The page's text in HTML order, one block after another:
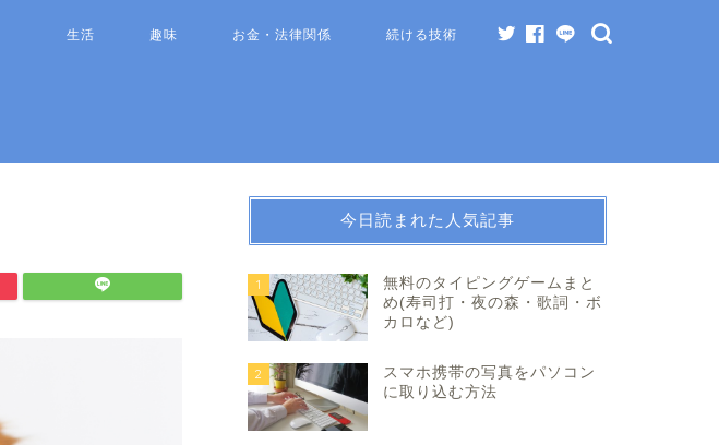
生活 趣味 お金・法律関係 続ける技術
今日読まれた人気記事
1
無料のタイピングゲームまと
め(寿司打・夜の森・歌詞・ボ
カロなど)
2
スマホ携帯の写真をパソコン
に取り込む方法